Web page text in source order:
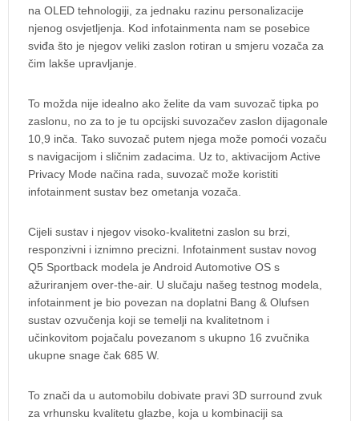
na OLED tehnologiji, za jednaku razinu personalizacije
njenog osvjetljenja. Kod infotainmenta nam se posebice
sviđa što je njegov veliki zaslon rotiran u smjeru vozača za
čim lakše upravljanje.
To možda nije idealno ako želite da vam suvozač tipka po
zaslonu, no za to je tu opcijski suvozačev zaslon dijagonale
10,9 inča. Tako suvozač putem njega može pomoći vozaču
s navigacijom i sličnim zadacima. Uz to, aktivacijom Active
Privacy Mode načina rada, suvozač može koristiti
infotainment sustav bez ometanja vozača.
Cijeli sustav i njegov visoko-kvalitetni zaslon su brzi,
responzivni i iznimno precizni. Infotainment sustav novog
Q5 Sportback modela je Android Automotive OS s
ažuriranjem over-the-air. U slučaju našeg testnog modela,
infotainment je bio povezan na doplatni Bang & Olufsen
sustav ozvučenja koji se temelji na kvalitetnom i
učinkovitom pojačalu povezanom s ukupno 16 zvučnika
ukupne snage čak 685 W.
To znači da u automobilu dobivate pravi 3D surround zvuk
za vrhunsku kvalitetu glazbe, koja u kombinaciji sa